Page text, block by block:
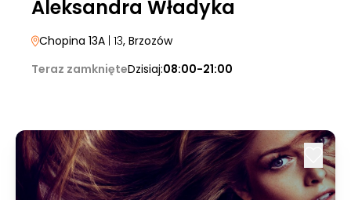
Aleksandra Władyka
Chopina 13A | 13, Brzozów
Teraz zamknięteDzisiaj:08:00-21:00